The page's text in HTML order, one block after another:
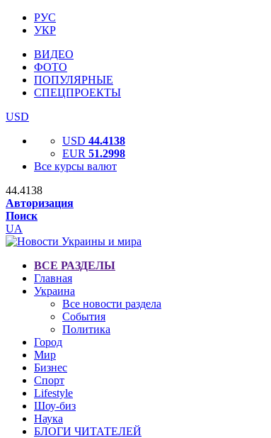
РУС
УКР
ВИДЕО
ФОТО
ПОПУЛЯРНЫЕ
СПЕЦПРОЕКТЫ
USD
USD 44.4138
EUR 51.2998
Все курсы валют
44.4138
Авторизация
Поиск
UA
ВСЕ РАЗДЕЛЫ
Главная
Украина
Все новости раздела
События
Политика
Город
Мир
Бизнес
Спорт
Lifestyle
Шоу-биз
Наука
БЛОГИ ЧИТАТЕЛЕЙ